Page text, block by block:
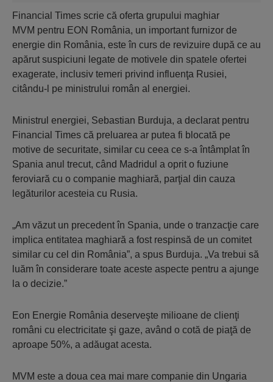
Financial Times scrie că oferta grupului maghiar
MVM pentru EON România, un important furnizor de
energie din România, este în curs de revizuire după ce au
apărut suspiciuni legate de motivele din spatele ofertei
exagerate, inclusiv temeri privind influenţa Rusiei,
citându-l pe ministrului român al energiei.
Ministrul energiei, Sebastian Burduja, a declarat pentru
Financial Times că preluarea ar putea fi blocată pe
motive de securitate, similar cu ceea ce s-a întâmplat în
Spania anul trecut, când Madridul a oprit o fuziune
feroviară cu o companie maghiară, parţial din cauza
legăturilor acesteia cu Rusia.
„Am văzut un precedent în Spania, unde o tranzacţie care
implica entitatea maghiară a fost respinsă de un comitet
similar cu cel din România”, a spus Burduja. „Va trebui să
luăm în considerare toate aceste aspecte pentru a ajunge
la o decizie.”
Eon Energie România deserveşte milioane de clienţi
români cu electricitate şi gaze, având o cotă de piaţă de
aproape 50%, a adăugat acesta.
MVM este a doua cea mai mare companie din Ungaria